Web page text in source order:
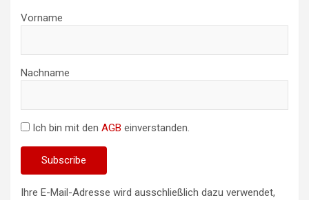
Vorname
Nachname
Ich bin mit den AGB einverstanden.
Ihre E-Mail-Adresse wird ausschließlich dazu verwendet,